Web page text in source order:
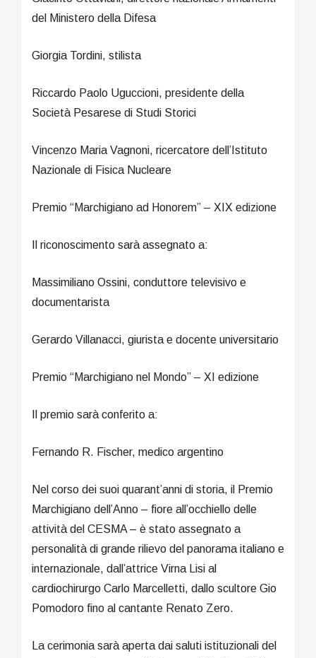
del Ministero della Difesa
Giorgia Tordini, stilista
Riccardo Paolo Uguccioni, presidente della
Società Pesarese di Studi Storici
Vincenzo Maria Vagnoni, ricercatore dell’Istituto
Nazionale di Fisica Nucleare
Premio “Marchigiano ad Honorem” – XIX edizione
Il riconoscimento sarà assegnato a:
Massimiliano Ossini, conduttore televisivo e
documentarista
Gerardo Villanacci, giurista e docente universitario
Premio “Marchigiano nel Mondo” – XI edizione
Il premio sarà conferito a:
Fernando R. Fischer, medico argentino
Nel corso dei suoi quarant’anni di storia, il Premio
Marchigiano dell’Anno – fiore all’occhiello delle
attività del CESMA – è stato assegnato a
personalità di grande rilievo del panorama italiano e
internazionale, dall’attrice Virna Lisi al
cardiochirurgo Carlo Marcelletti, dallo scultore Gio
Pomodoro fino al cantante Renato Zero.
La cerimonia sarà aperta dai saluti istituzionali del